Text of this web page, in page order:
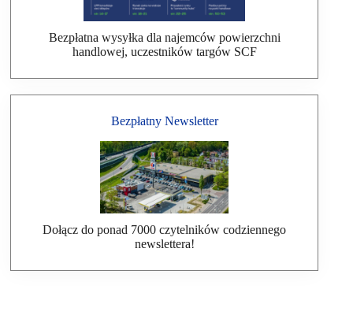
Bezpłatna wysyłka dla najemców powierzchni
handlowej, uczestników targów SCF
Bezpłatny Newsletter
Dołącz do ponad 7000 czytelników codziennego
newslettera!